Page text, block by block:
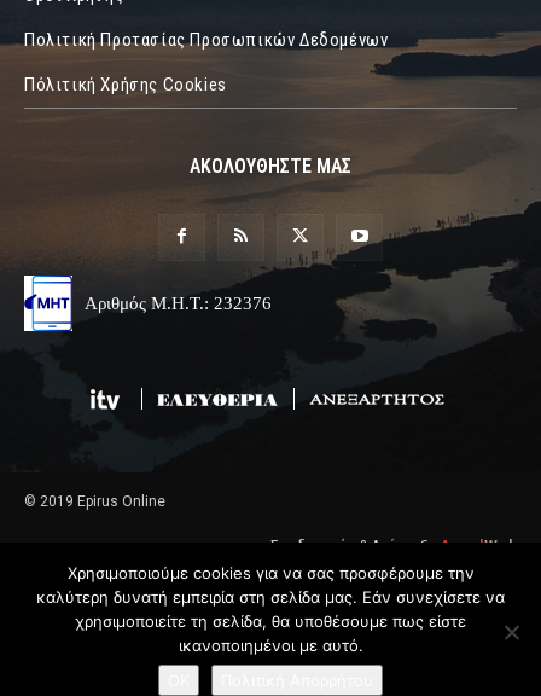
Πολιτική Προτασίας Προσωπικών Δεδομένων
Πόλιτική Χρήσης Cookies
ΑΚΟΛΟΥΘΗΣΤΕ ΜΑΣ
Αριθμός Μ.Η.Τ.: 232376
© 2019 Epirus Online
Σχεδιασμός & Ανάπτυξη AngelWeb
Χρησιμοποιούμε cookies για να σας προσφέρουμε την
καλύτερη δυνατή εμπειρία στη σελίδα μας. Εάν συνεχίσετε να
χρησιμοποιείτε τη σελίδα, θα υποθέσουμε πως είστε
ικανοποιημένοι με αυτό.